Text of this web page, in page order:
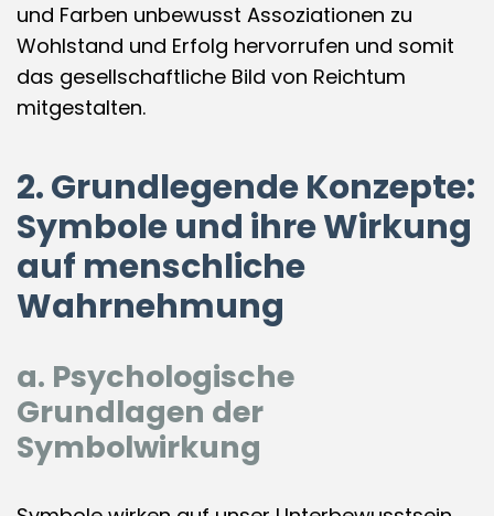
und Farben unbewusst Assoziationen zu
Wohlstand und Erfolg hervorrufen und somit
das gesellschaftliche Bild von Reichtum
mitgestalten.
2. Grundlegende Konzepte:
Symbole und ihre Wirkung
auf menschliche
Wahrnehmung
a. Psychologische
Grundlagen der
Symbolwirkung